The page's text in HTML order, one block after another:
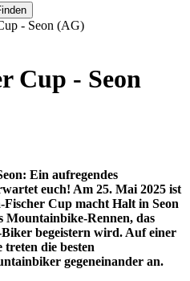
Cup - Seon
Ein aufregendes
euch! Am 25. Mai 2025 ist
Cup macht Halt in Seon
Mountainbike-Rennen, das
begeistern wird. Auf einer
die besten
gegeneinander an.